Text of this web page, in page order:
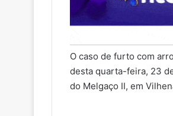
O caso de furto com
desta quarta-feira, 23
do Melgaço II, em